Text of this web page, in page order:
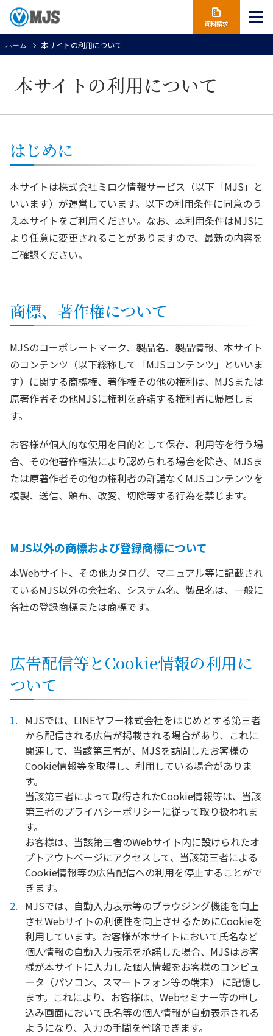
資料請求
ホーム 本サイトの利用について
本サイトの利用について
はじめに
本サイトは株式会社ミロク情報サービス（以下「MJS」と
いいます）が運営しています。以下の利用条件に同意のう
え本サイトをご利用ください。なお、本利用条件はMJSに
より任意に変更されることがありますので、最新の内容を
ご確認ください。
商標、著作権について
MJSのコーポレートマーク、製品名、製品情報、本サイト
のコンテンツ（以下総称して「MJSコンテンツ」といいま
す）に関する商標権、著作権その他の権利は、MJSまたは
原著作者その他MJSに権利を許諾する権利者に帰属しま
す。
お客様が個人的な使用を目的として保存、利用等を行う場
合、その他著作権法により認められる場合を除き、MJSま
たは原著作者その他の権利者の許諾なくMJSコンテンツを
複製、送信、頒布、改変、切除等する行為を禁じます。
MJS以外の商標および登録商標について
本Webサイト、その他カタログ、マニュアル等に記載され
ているMJS以外の会社名、システム名、製品名は、一般に
各社の登録商標または商標です。
広告配信等とCookie情報の利用に
ついて
MJSでは、LINEヤフー株式会社をはじめとする第三者
から配信される広告が掲載される場合があり、これに
関連して、当該第三者が、MJSを訪問したお客様の
Cookie情報等を取得し、利用している場合がありま
す。
当該第三者によって取得されたCookie情報等は、当該
第三者のプライバシーポリシーに従って取り扱われま
す。
お客様は、当該第三者のWebサイト内に設けられたオ
プトアウトページにアクセスして、当該第三者による
Cookie情報等の広告配信への利用を停止することがで
きます。
MJSでは、自動入力表示等のブラウジング機能を向上
させWebサイトの利便性を向上させるためにCookieを
利用しています。お客様が本サイトにおいて氏名など
個人情報の自動入力表示を承諾した場合、MJSはお客
様が本サイトに入力した個人情報をお客様のコンピュ
ータ（パソコン、スマートフォン等の端末） に記憶し
ます。これにより、お客様は、Webセミナー等の申し
込み画面において氏名等の個人情報が自動表示される
ようになり、入力の手間を省略できます。